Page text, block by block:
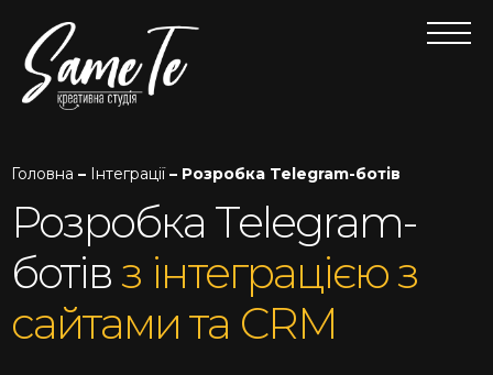
Головна – Інтеграції– Розробка Telegram-ботів
Розробка Telegram-
ботів з інтеграцією з
сайтами та CRM